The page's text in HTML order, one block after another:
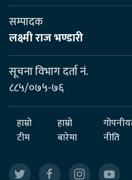
सम्पादक
लक्ष्मी राज भण्डारी
सूचना विभाग दर्ता नं.
८८५/०७५-७६
हाम्रो
टीम
हाम्रो
बारेमा
नीति